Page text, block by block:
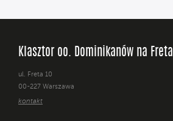
Klasztor oo. Dominikanów na Freta
ul. Freta 10
00-227 Warszawa
kontakt